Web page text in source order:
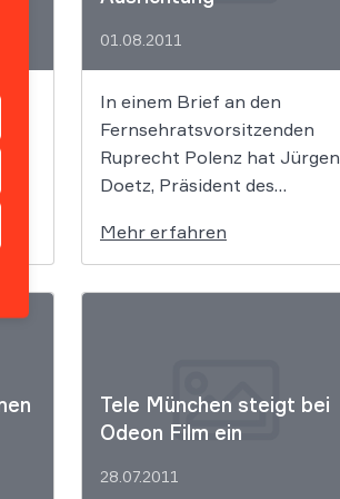
01.08.2011
In einem Brief an den
Fernsehratsvorsitzenden
Ruprecht Polenz hat Jürgen
Doetz, Präsident des
und Telemedien (VPRT), dem
ZDF vorgeworfen, es
betreibe eine „kommerzielle
berichtet das
Nachrichtenmagazin Focus,
Mehr erfahren
Tele München steigt bei
Odeon Film ein
28.07.2011